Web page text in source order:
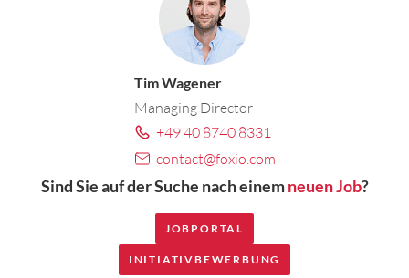
Tim Wagener
Managing Director
+49 40 8740 8331
contact@foxio.com
Sind Sie auf der Suche nach einemneuen Job?
JOBPORTAL
INITIATIVBEWERBUNG